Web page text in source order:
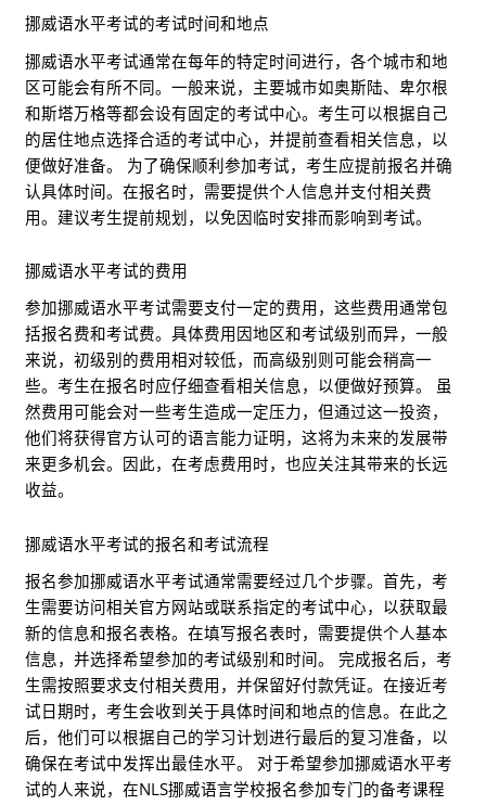
挪威语水平考试的考试时间和地点
挪威语水平考试通常在每年的特定时间进行，各个城市和地
区可能会有所不同。一般来说，主要城市如奥斯陆、卑尔根
和斯塔万格等都会设有固定的考试中心。考生可以根据自己
的居住地点选择合适的考试中心，并提前查看相关信息，以
便做好准备。 为了确保顺利参加考试，考生应提前报名并确
认具体时间。在报名时，需要提供个人信息并支付相关费
用。建议考生提前规划，以免因临时安排而影响到考试。
挪威语水平考试的费用
参加挪威语水平考试需要支付一定的费用，这些费用通常包
括报名费和考试费。具体费用因地区和考试级别而异，一般
来说，初级别的费用相对较低，而高级别则可能会稍高一
些。考生在报名时应仔细查看相关信息，以便做好预算。 虽
然费用可能会对一些考生造成一定压力，但通过这一投资，
他们将获得官方认可的语言能力证明，这将为未来的发展带
来更多机会。因此，在考虑费用时，也应关注其带来的长远
收益。
挪威语水平考试的报名和考试流程
报名参加挪威语水平考试通常需要经过几个步骤。首先，考
生需要访问相关官方网站或联系指定的考试中心，以获取最
新的信息和报名表格。在填写报名表时，需要提供个人基本
信息，并选择希望参加的考试级别和时间。 完成报名后，考
生需按照要求支付相关费用，并保留好付款凭证。在接近考
试日期时，考生会收到关于具体时间和地点的信息。在此之
后，他们可以根据自己的学习计划进行最后的复习准备，以
确保在考试中发挥出最佳水平。 对于希望参加挪威语水平考
试的人来说，在NLS挪威语言学校报名参加专门的备考课程